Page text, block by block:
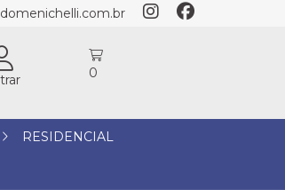
0
RESIDENCIAL